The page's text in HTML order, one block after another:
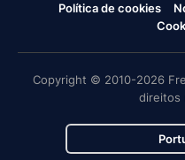
Política de cookies
Copyright © 2010-2026
direitos